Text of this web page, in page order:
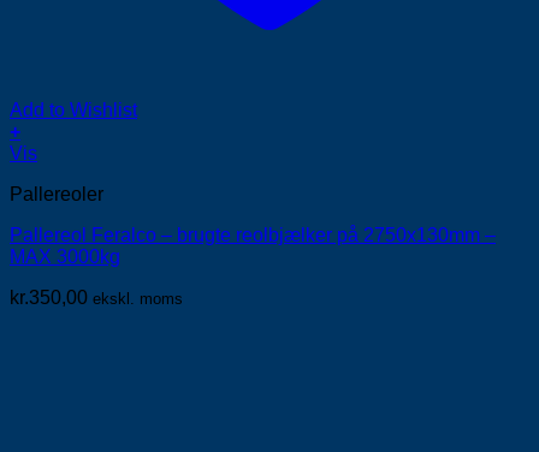
Add to Wishlist
+
Vis
Pallereoler
Pallereol Feralco – brugte reolbjælker på 2750x130mm –
MAX 3000kg
kr.350,00 ekskl. moms